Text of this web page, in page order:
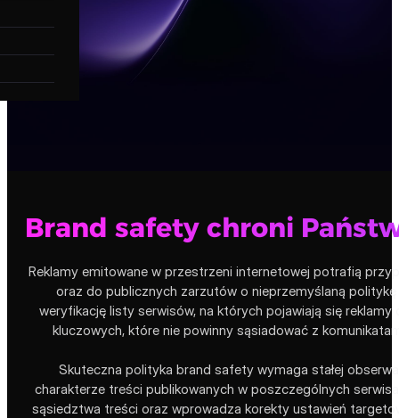
Brand safety chroni
Reklamy emitowane w przestrzeni internetowej potrafią
oraz do publicznych zarzutów o nieprzemyślaną
weryfikację listy serwisów, na których pojawiają się
kluczowych, które nie powinny sąsiadować z
Skuteczna polityka brand safety wymaga stałej
charakterze treści publikowanych w poszczególnych
sąsiedztwa treści oraz wprowadza korekty ustawień